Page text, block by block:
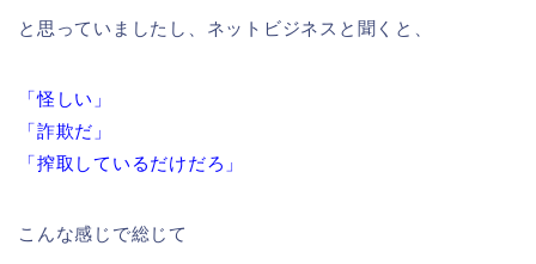
と思っていましたし、ネットビジネスと聞くと、
「怪しい」
「詐欺だ」
「搾取しているだけだろ」
こんな感じで総じて